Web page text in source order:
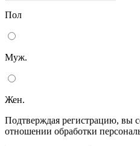
Пол
Муж.
Жен.
Подтверждая регистрацию, вы
отношении обработки